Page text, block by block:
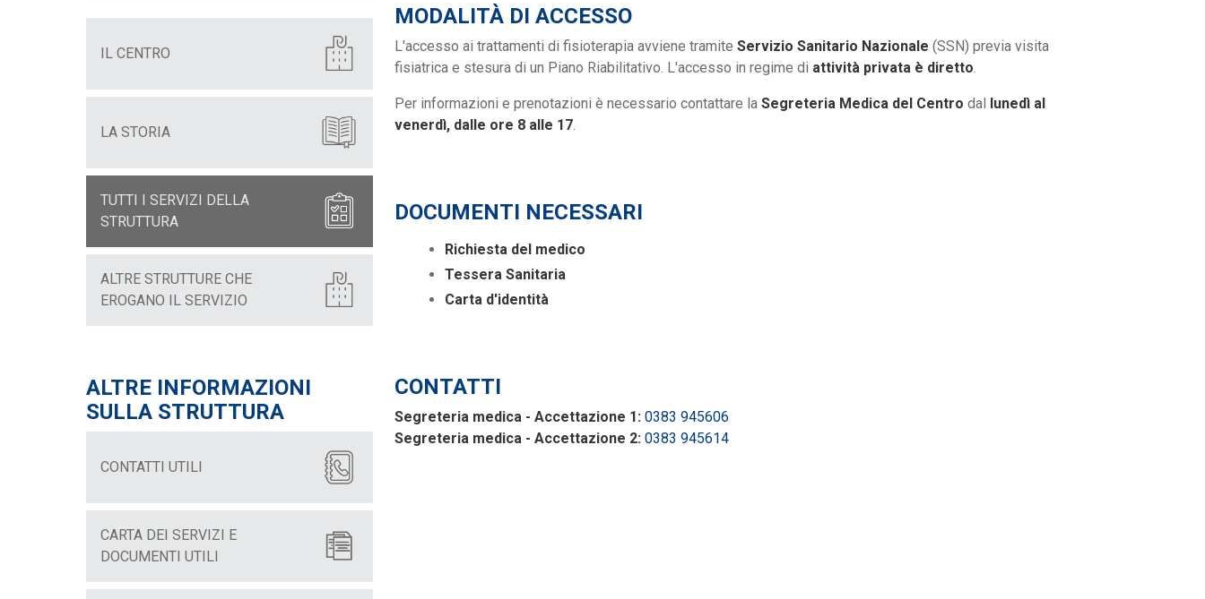
IL CENTRO
LA STORIA
TUTTI I SERVIZI DELLA
STRUTTURA
ALTRE STRUTTURE CHE
EROGANO IL SERVIZIO
ALTRE INFORMAZIONI
SULLA STRUTTURA
CONTATTI UTILI
CARTA DEI SERVIZI E
DOCUMENTI UTILI
MODALITÀ DI ACCESSO
L'accesso ai trattamenti di fisioterapia avviene tramite Servizio Sanitario Nazionale (SSN) previa visita
fisiatrica e stesura di un Piano Riabilitativo. L'accesso in regime di attività privata è diretto.
Per informazioni e prenotazioni è necessario contattare la Segreteria Medica del Centro dal
lunedì al
venerdì, dalle ore 8 alle 17.
DOCUMENTI NECESSARI
Richiesta del medico
Tessera Sanitaria
Carta d'identità
CONTATTI
Segreteria medica - Accettazione 1: 0383 945606
Segreteria medica - Accettazione 2: 0383 945614